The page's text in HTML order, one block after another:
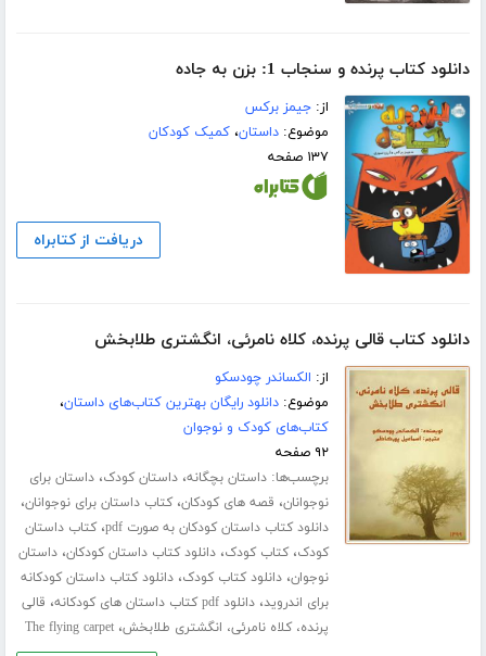
دانلود کتاب پرنده و سنجاب 1: بزن به جاده
از:جیمز برکس
موضوع:داستان،کمیک کودکان
۱۳۷ صفحه
دریافت از کتابراه
دانلود کتاب قالی پرنده، کلاه نامرئی، انگشتری طلابخش
از: الکساندر چودسکو
موضوع:دانلود رایگان بهترین کتاب‌های داستان،
کتاب‌های کودک و نوجوان
۹۲ صفحه
برچسب‌ها:داستان بچگانه،داستان کودک،داستان برای
نوجوانان، قصه های کودکان،کتاب داستان برای نوجوانان،
دانلود کتاب داستان کودکان به صورت pdf ،کتاب داستان
کودک،کتاب کودک،دانلود کتاب داستان کودکان،داستان
نوجوان،دانلود کتاب کودک،دانلود کتاب داستان کودکانه
برای اندروید،دانلود pdf کتاب داستان های کودکانه ، قالی
پرنده، کلاه نامرئی، انگشتری طلابخش،The flying carpet